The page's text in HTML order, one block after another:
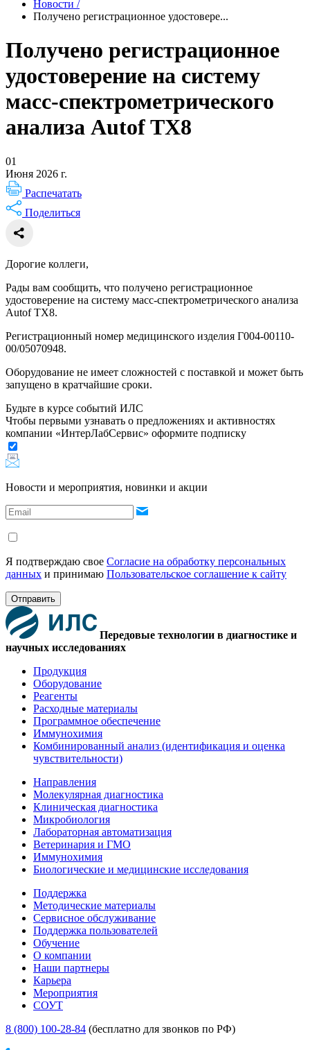
Новости /
Получено регистрационное удостовере...
Получено регистрационное
удостоверение на систему
масс-спектрометрического
анализа Autof TX8
01
Июня 2026 г.
Распечатать
Поделиться
Дорогие коллеги,
Рады вам сообщить, что получено регистрационное
удостоверение на систему масс-спектрометрического анализа
Autof TX8.
Регистрационный номер медицинского изделия Г004-00110-
00/05070948.
Оборудование не имеет сложностей с поставкой и может быть
запущено в кратчайшие сроки.
Будьте в курсе событий ИЛС
Чтобы первыми узнавать о предложениях и активностях
компании «ИнтерЛабСервис» оформите подписку
Новости и мероприятия, новинки и акции
Я подтверждаю свое Согласие на обработку персональных
данных и принимаю Пользовательское соглашение к сайту
Отправить
Передовые технологии в диагностике и
научных исследованиях
Продукция
Оборудование
Реагенты
Расходные материалы
Программное обеспечение
Иммунохимия
Комбинированный анализ (идентификация и оценка
чувствительности)
Направления
Молекулярная диагностика
Клиническая диагностика
Микробиология
Лабораторная автоматизация
Ветеринария и ГМО
Иммунохимия
Биологические и медицинские исследования
Поддержка
Методические материалы
Сервисное обслуживание
Поддержка пользователей
Обучение
О компании
Наши партнеры
Карьера
Мероприятия
СОУТ
8 (800) 100-28-84 (бесплатно для звонков по РФ)